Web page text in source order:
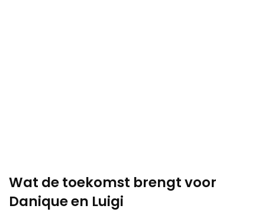
Wat de toekomst brengt voor
Danique en Luigi